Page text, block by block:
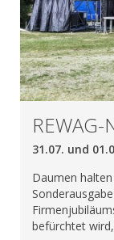
REWAG-
31.07. und
Daumen
befürchtet